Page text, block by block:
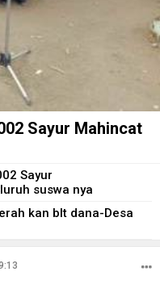
Sayur Mahincat
Sayur
suswa nya
kan blt dana-Desa